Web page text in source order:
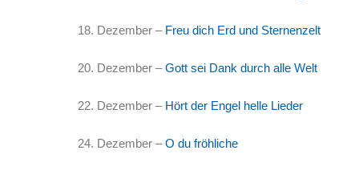
18. Dezember – Freu dich Erd und Sternenzelt
20. Dezember –Gott sei Dank durch alle Welt
22. Dezember – Hört der Engel helle Lieder
24. Dezember –O du fröhliche